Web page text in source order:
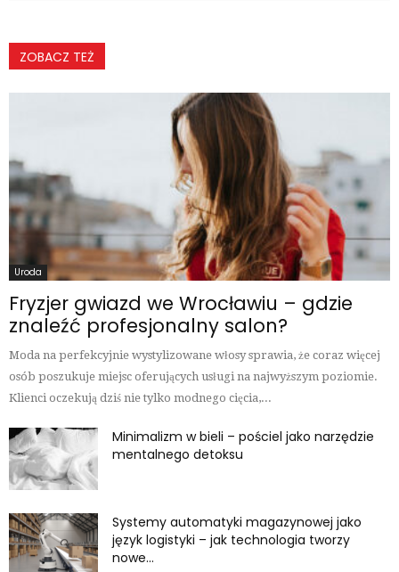
ZOBACZ TEŻ
Uroda
Fryzjer gwiazd we Wrocławiu – gdzie
znaleźć profesjonalny salon?
Moda na perfekcyjnie wystylizowane włosy sprawia, że coraz więcej
osób poszukuje miejsc oferujących usługi na najwyższym poziomie.
Klienci oczekują dziś nie tylko modnego cięcia,...
Minimalizm w bieli – pościel jako narzędzie
mentalnego detoksu
Systemy automatyki magazynowej jako
język logistyki – jak technologia tworzy
nowe...